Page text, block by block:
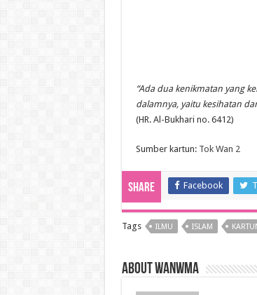
“Ada dua kenikmatan yang
dalamnya, yaitu kesihatan
(HR. Al-Bukhari no. 6412)
Sumber kartun: Tok Wan 2
Share Facebook
Tags ILMU ISLAM
About wanwma